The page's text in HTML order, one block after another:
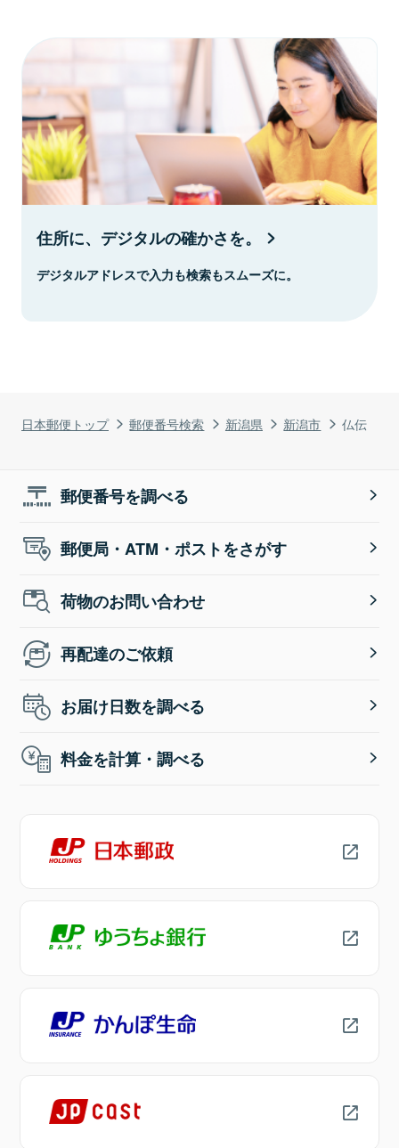
日本郵便トップ 郵便番号検索 新潟県 新潟市 仏伝
住所に、デジタルの確かさを。
デジタルアドレスで入力も検索もスムーズに。
郵便番号を調べる
郵便局・ATM・ポストをさがす
荷物のお問い合わせ
再配達のご依頼
お届け日数を調べる
料金を計算・調べる